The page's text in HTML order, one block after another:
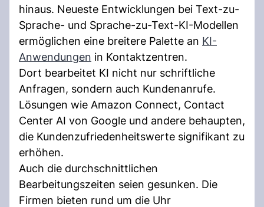
hinaus. Neueste Entwicklungen bei Text-zu-
Sprache- und Sprache-zu-Text-KI-Modellen
ermöglichen eine breitere Palette an KI-
Anwendungen in Kontaktzentren.
Dort bearbeitet KI nicht nur schriftliche
Anfragen, sondern auch Kundenanrufe.
Lösungen wie Amazon Connect, Contact
Center AI von Google und andere behaupten,
die Kundenzufriedenheitswerte signifikant zu
erhöhen.
Auch die durchschnittlichen
Bearbeitungszeiten seien gesunken. Die
Firmen bieten rund um die Uhr